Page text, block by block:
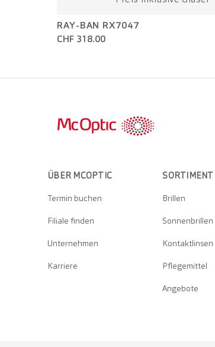
RAY-BAN RX7047
CHF 318.00
ÜBER MCOPTIC
Termin buchen
Filiale finden
Unternehmen
Karriere
SORTIMENT
Brillen
Sonnenbrillen
Kontaktlinsen
Pflegemittel
Angebote